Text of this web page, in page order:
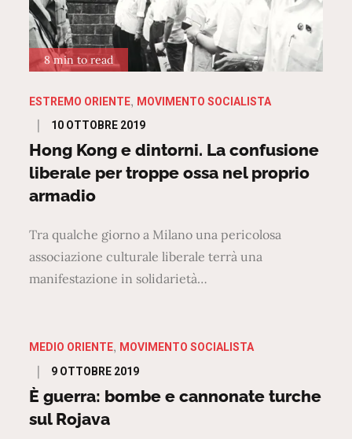
8 min to read
ESTREMO ORIENTE MOVIMENTO SOCIALISTA
Posted
on
10 OTTOBRE 2019
Hong Kong e dintorni. La confusione
liberale per troppe ossa nel proprio
armadio
Tra qualche giorno a Milano una pericolosa
associazione culturale liberale terrà una
manifestazione in solidarietà…
MEDIO ORIENTE MOVIMENTO SOCIALISTA
Posted
on
9 OTTOBRE 2019
È guerra: bombe e cannonate turche
sul Rojava